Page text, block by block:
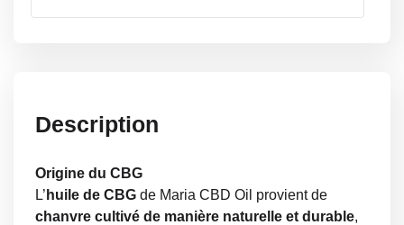
Description
Origine du CBG
L’ huile de CBG de Maria CBD Oil provient de
chanvre cultivé de manière naturelle et durable,